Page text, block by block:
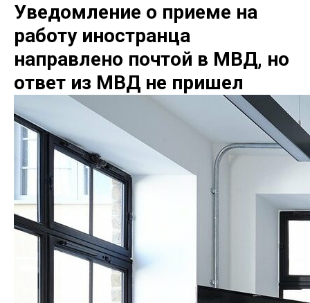
Уведомление о приеме на
работу иностранца
направлено почтой в МВД, но
ответ из МВД не пришел